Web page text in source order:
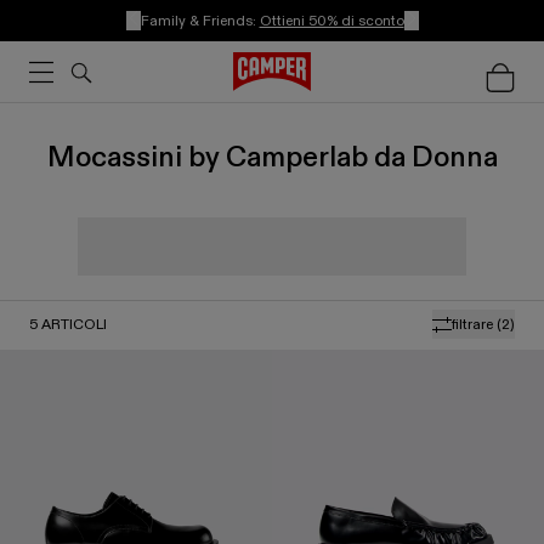
Family & Friends: Ottieni 50% di sconto
Mocassini by Camperlab da Donna
filtrare (2)
5 ARTICOLI